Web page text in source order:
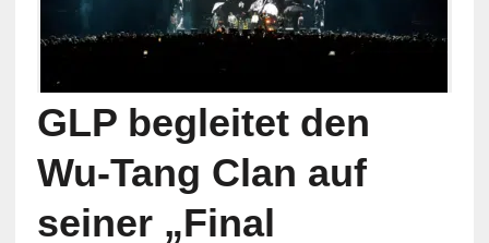
GLP begleitet den
Wu-Tang Clan auf
seiner „Final